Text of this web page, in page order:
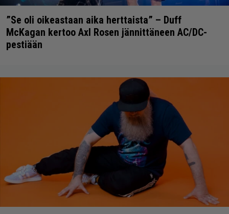
”Se oli oikeastaan aika herttaista” – Duff
McKagan kertoo Axl Rosen jännittäneen AC/DC-
pestiään